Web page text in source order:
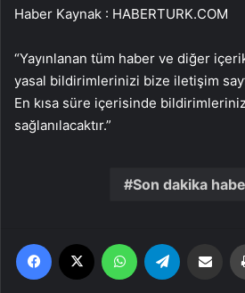
Haber Kaynak : HABERTURK.COM
“Yayınlanan tüm haber ve diğer
yasal bildirimlerinizi bize iletişim
En kısa süre içerisinde
sağlanılacaktır.”
Son dakika
Facebook WhatsApp